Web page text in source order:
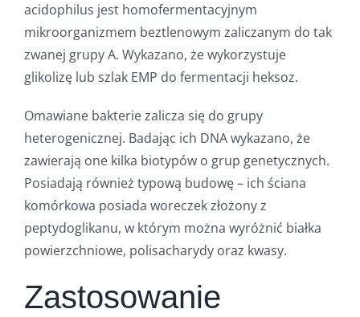
acidophilus jest homofermentacyjnym
mikroorganizmem beztlenowym zaliczanym do tak
zwanej grupy A. Wykazano, że wykorzystuje
glikolizę lub szlak EMP do fermentacji heksoz.
Omawiane bakterie zalicza się do grupy
heterogenicznej. Badając ich DNA wykazano, że
zawierają one kilka biotypów o grup genetycznych.
Posiadają również typową budowę – ich ściana
komórkowa posiada woreczek złożony z
peptydoglikanu, w którym można wyróżnić białka
powierzchniowe, polisacharydy oraz kwasy.
Zastosowanie